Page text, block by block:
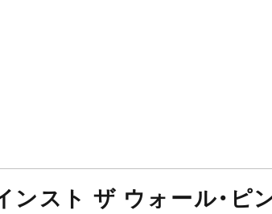
ンスト ザ ウォール・